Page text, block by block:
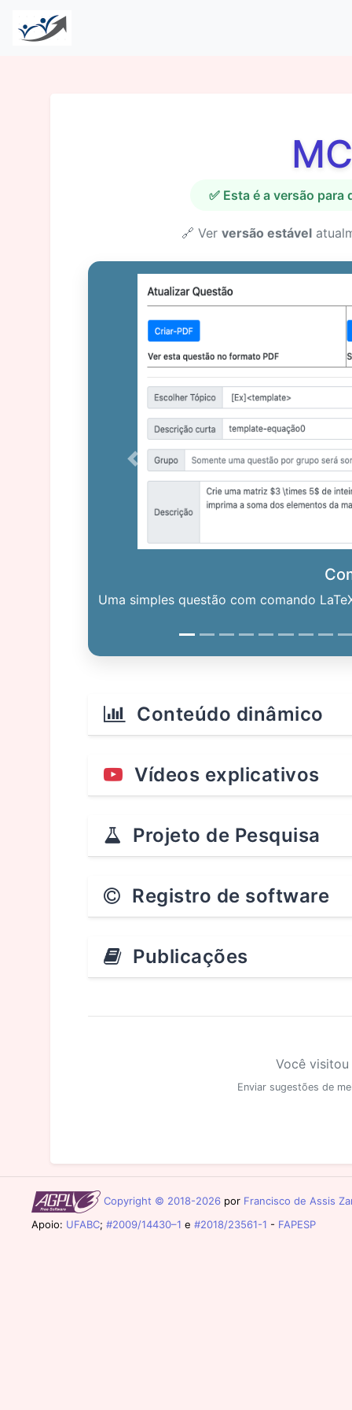
✅ Esta é a versão
🔗 Ver versão estável
Uma simples questão com comando
Previous
Conteúdo dinâmico
Vídeos explicativos
Projeto de Pesquisa
Registro de software
Publicações
Você
Enviar sugestões de
Copyright © 2018-2026 por Francisco de Assis
Apoio: UFABC; #2009/14430–1 e #2018/23561-1 - FAPESP